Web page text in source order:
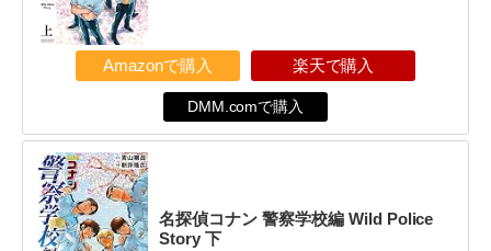
Amazonで購入 楽天で購入
DMM.comで購入
名探偵コナン 警察学校編 Wild Police
Story 下